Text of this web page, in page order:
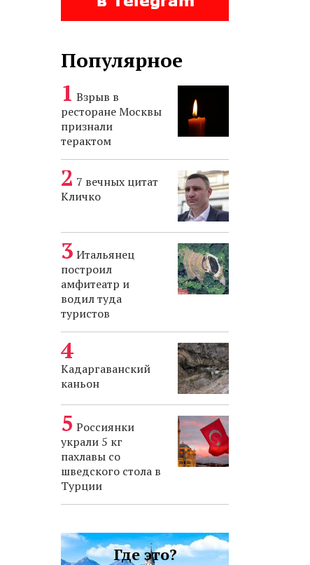
Популярное
Взрыв в
ресторане Москвы
признали
терактом
7 вечных цитат
Кличко
Итальянец
построил
амфитеатр и
водил туда
туристов
Кадаргаванский
каньон
Россиянки
украли 5 кг
пахлавы со
шведского стола в
Турции
Где это?